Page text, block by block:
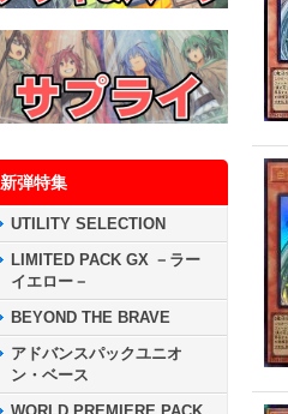
新弾特集
UTILITY SELECTION
LIMITED PACK GX －ラー
イエロー－
BEYOND THE BRAVE
アドバンスパックユニオ
ン・ベース